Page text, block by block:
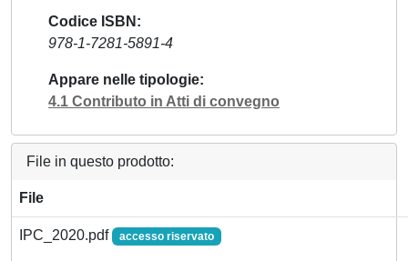
Codice ISBN
978-1-7281-5891-4
Appare nelle tipologie
4.1 Contributo in Atti di convegno
File in questo prodotto:
File
IPC_2020.pdf accesso riservato